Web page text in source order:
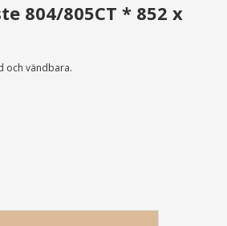
804/805CT * 852 x
och vändbara.